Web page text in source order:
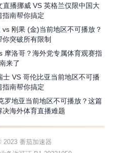
播挪威 VS 英格兰仅限中国大
指南帮你搞定
刚果 (金)当前地区不可播放？
突破所有限制
摩洛哥？海外党专属体育观赛指
来了
VS 哥伦比亚当前地区不可播
指南帮你搞定
罗地亚当前地区不可播放？这篇
海外体育直播难题
2023 番茄加速器